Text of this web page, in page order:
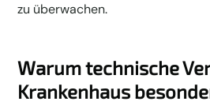
zu überwachen.
Warum technische
Krankenhaus